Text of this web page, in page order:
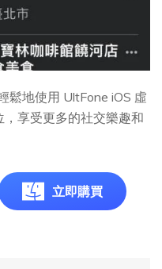
鬆地使用 UltFone iOS 虛
享受更多的社交樂趣和
立即購買